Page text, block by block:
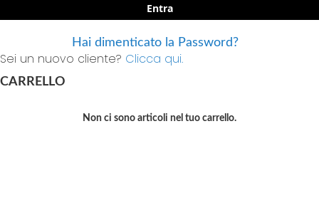
Entra
Hai dimenticato la Password?
Sei un nuovo cliente? Clicca qui.
CARRELLO
Non ci sono articoli nel tuo carrello.